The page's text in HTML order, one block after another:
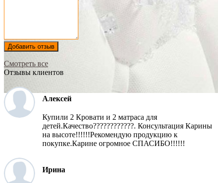
Добавить отзыв
Смотреть все
Отзывы клиентов
Алексей
Купили 2 Кровати и 2 матраса для
детей.Качество????????????. Консультация Карины
на высоте!!!!!!Рекомендую продукцию к
покупке.Карине огромное СПАСИБО!!!!!!
Ирина